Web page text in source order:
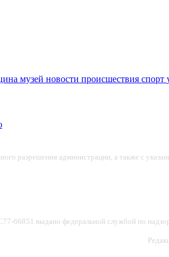
музей новости происшествия спорт
разрешения администрации, а также с
выдано федеральной службой по